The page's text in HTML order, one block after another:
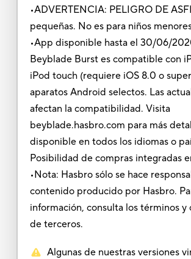
•ADVERTENCIA: PELIGRO DE
pequeñas. No es para niños
•App disponible hasta el 30/06/
Beyblade Burst es compatible con
iPod touch (requiere iOS 8.0 o
aparatos Android selectos. Las
afectan la compatibilidad. Visita
beyblade.hasbro.com para más
disponible en todos los idiomas o
Posibilidad de compras integradas
•Nota: Hasbro sólo se hace
contenido producido por Hasbro.
información, consulta los términos y
de terceros.
Algunas de nuestras versiones